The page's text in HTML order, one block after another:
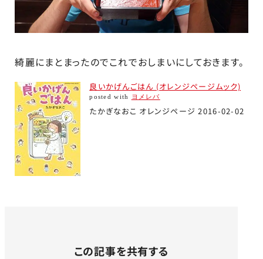
綺麗にまとまったのでこれでおしまいにしておきます。
良いかげんごはん (オレンジページムック)
posted with ヨメレバ
たかぎなおこ オレンジページ 2016-02-02
この記事を共有する